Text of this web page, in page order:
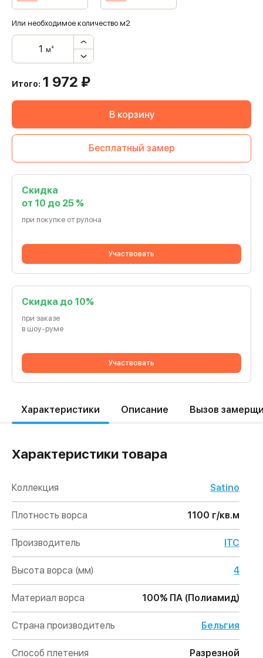
Или необходимое количество м2
м²
Итого: 1 972 ₽
В корзину
Бесплатный замер
Скидка
от 10 до 25 %
при покупке от рулона
Участвовать
Cкидка до 10%
при заказе
в шоу-руме
Участвовать
Характеристики Описание Вызов
Характеристики товара
Коллекция Satino
Плотность ворса 1100 г/кв.м
Производитель ITC
Высота ворса (мм) 4
Материал ворса 100% ПА (Полиамид)
Страна производитель Бельгия
Способ плетения Разрезной